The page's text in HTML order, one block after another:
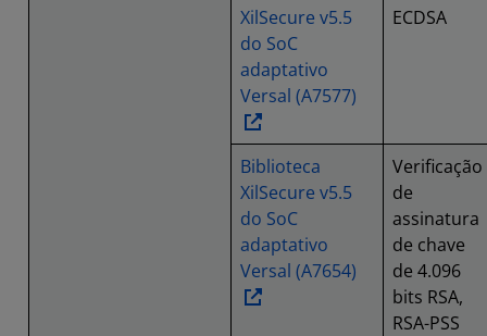
XilSecure v5.5
do SoC
adaptativo
Versal (A7577)
ECDSA
Biblioteca
XilSecure v5.5
do SoC
adaptativo
Versal (A7654)
Verificação
de
assinatura
de chave
de 4.096
bits RSA,
RSA-PSS